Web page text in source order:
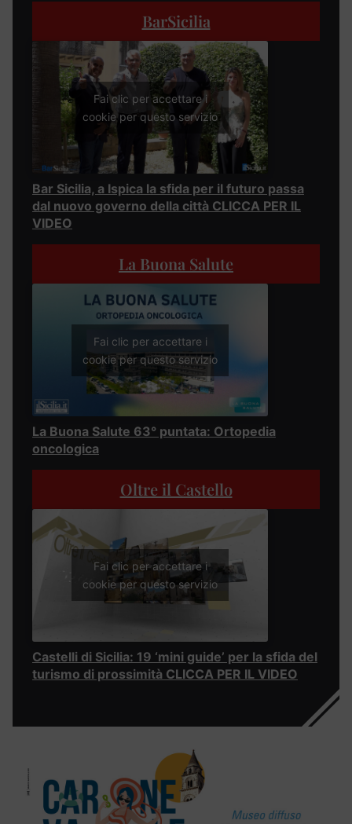
BarSicilia
Fai clic per accettare i
cookie per questo servizio
Bar Sicilia, a Ispica la sfida per il futuro passa
dal nuovo governo della città CLICCA PER IL
VIDEO
La Buona Salute
Fai clic per accettare i
cookie per questo servizio
La Buona Salute 63° puntata: Ortopedia
oncologica
Oltre il Castello
Fai clic per accettare i
cookie per questo servizio
Castelli di Sicilia: 19 ‘mini guide’ per la sfida del
turismo di prossimità CLICCA PER IL VIDEO